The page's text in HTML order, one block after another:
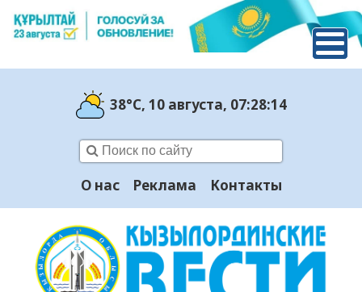
38°C, 10 августа, 07:28:15
О нас Реклама Контакты